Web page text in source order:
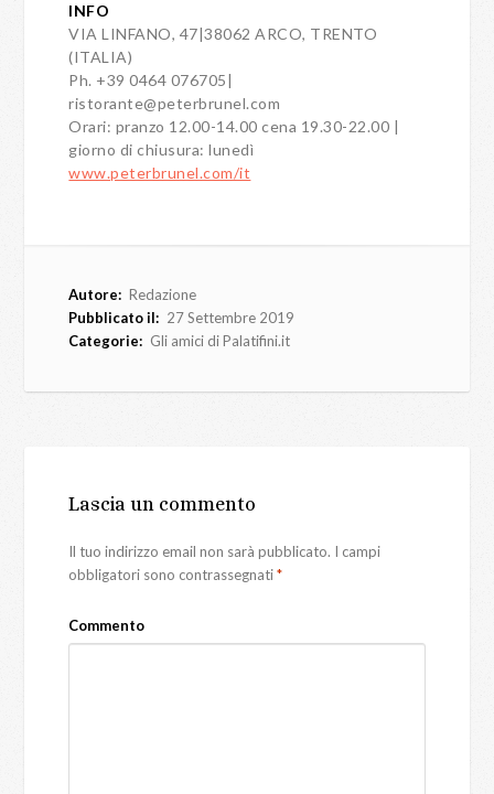
INFO
VIA LINFANO, 47|38062 ARCO, TRENTO
(ITALIA)
Ph. +39 0464 076705|
ristorante@peterbrunel.com
Orari: pranzo 12.00-14.00 cena 19.30-22.00 |
giorno di chiusura: lunedì
www.peterbrunel.com/it
Autore: Redazione
Pubblicato il: 27 Settembre 2019
Categorie: Gli amici di Palatifini.it
Lascia un commento
Il tuo indirizzo email non sarà pubblicato. I campi
obbligatori sono contrassegnati*
Commento